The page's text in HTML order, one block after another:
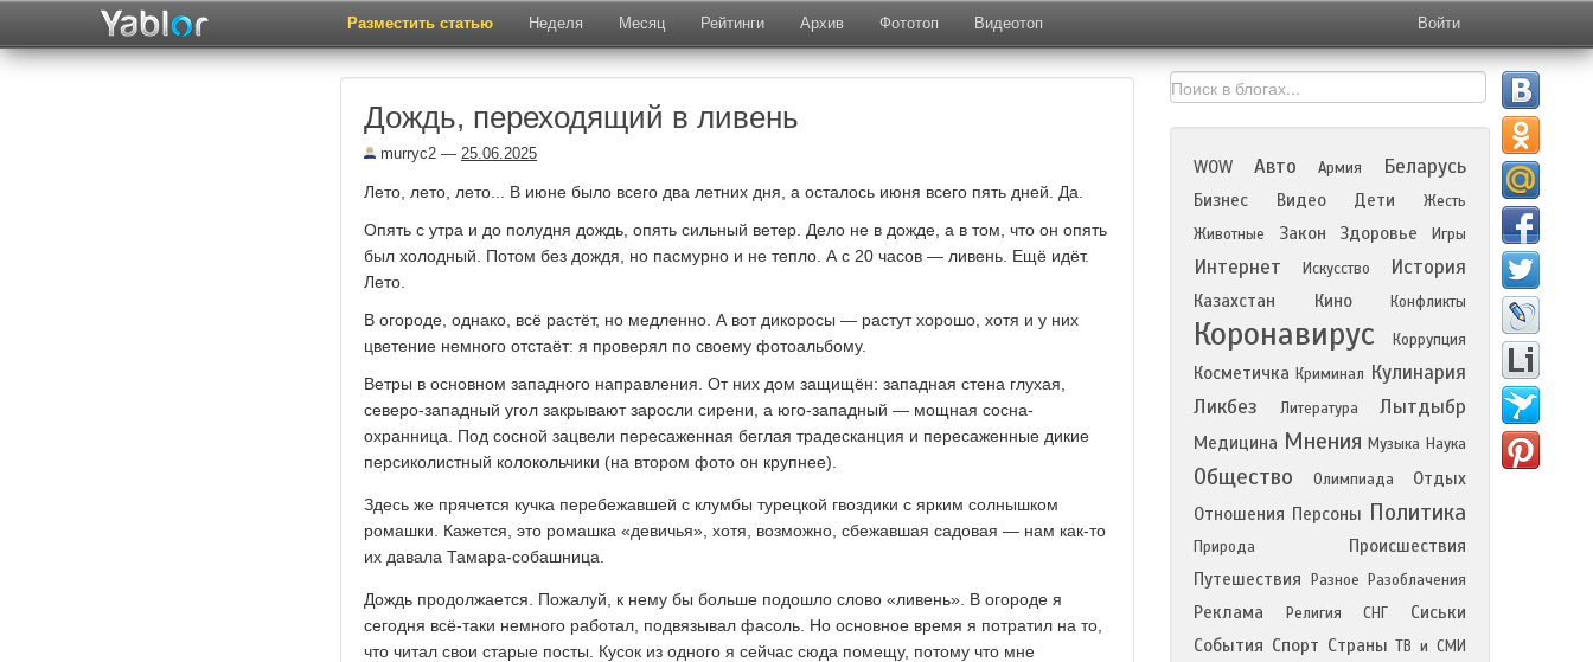
Разместить статью Неделя Месяц Рейтинги Архив Фототоп Видеотоп Войти
Дождь, переходящий в ливень
murryc2 — 25.06.2025
Лето, лето, лето... В июне было всего два летних дня, а осталось июня всего пять дней. Да.
Опять с утра и до полудня дождь, опять сильный ветер. Дело не в дожде, а в том, что он опять
был холодный. Потом без дождя, но пасмурно и не тепло. А с 20 часов — ливень. Ещё идёт.
Лето.
В огороде, однако, всё растёт, но медленно. А вот дикоросы — растут хорошо, хотя и у них
цветение немного отстаёт: я проверял по своему фотоальбому.
Ветры в основном западного направления. От них дом защищён: западная стена глухая,
северо-западный угол закрывают заросли сирени, а юго-западный — мощная сосна-
охранница. Под сосной зацвели пересаженная беглая традесканция и пересаженные дикие
персиколистный колокольчики (на втором фото он крупнее).
Здесь же прячется кучка перебежавшей с клумбы турецкой гвоздики с ярким солнышком
ромашки. Кажется, это ромашка «девичья», хотя, возможно, сбежавшая садовая — нам как-то
их давала Тамара-собашница.
Дождь продолжается. Пожалуй, к нему бы больше подошло слово «ливень». В огороде я
сегодня всё-таки немного работал, подвязывал фасоль. Но основное время я потратил на то,
что читал свои старые посты. Кусок из одного я сейчас сюда помещу, потому что мне
WOW Авто Армия Беларусь
Бизнес Видео Дети
Жесть
Животные
Закон Здоровье Игры
Интернет Искусство История
Казахстан Кино Конфликты
Коронавирус Коррупция
Косметичка Криминал Кулинария
Ликбез
Литература Лытдыбр
Медицина Мнения Музыка Наука
Общество Олимпиада
Отдых
Отношения Персоны Политика
Природа
Происшествия
Путешествия
Разное Разоблачения
Реклама Религия СНГ
Сиськи
События Спорт Страны ТВ и СМИ